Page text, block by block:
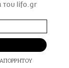
του lifo.gr